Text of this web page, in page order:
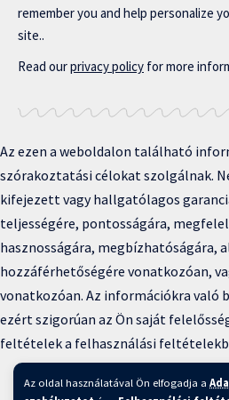
Az oldal használatával Ön elfogadja a
remember you and help personalize
site..
Read ourprivacy policy for more
Az ezen a weboldalon található
szórakoztatási célokat szolgálnak.
kifejezett vagy hallgatólagos
teljességére, pontosságára,
hasznosságára, megbízhatóságára,
hozzáférhetőségére vonatkozóan,
vonatkozóan. Az információkra való
ezért szigorúan az Ön saját
feltételek a felhasználási
Copyright ©